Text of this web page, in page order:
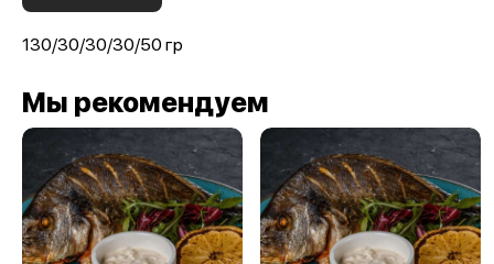
130/30/30/30/50 гр
Мы рекомендуем